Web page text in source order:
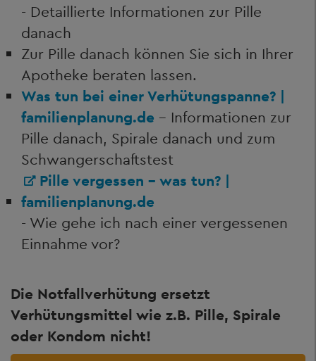
- Detaillierte Informationen zur Pille
danach
Zur Pille danach können Sie sich in Ihrer
Apotheke beraten lassen.
Was tun bei einer Verhütungspanne? |
familienplanung.de - Informationen zur
Pille danach, Spirale danach und zum
Schwangerschaftstest
Pille vergessen - was tun? |
familienplanung.de
- Wie gehe ich nach einer vergessenen
Einnahme vor?
Die Notfallverhütung ersetzt
Verhütungsmittel wie z.B. Pille, Spirale
oder Kondom nicht!